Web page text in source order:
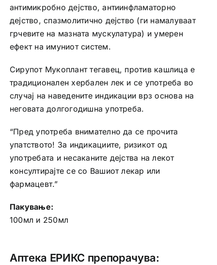
антимикробно дејство, антиинфламаторно
дејство, спазмолитично дејство (ги намалуваат
грчевите на мазната мускулатура) и умерен
ефект на имуниот систем.
Сирупот Мукоплант тегавец, против кашлица е
традиционален хербален лек и се употреба во
случај на наведените индикации врз основа на
неговата долгогодишна употреба.
“Пред употреба внимателно да се прочита
упатството! За индикациите, ризикот од
употребата и несаканите дејства на лекот
консултирајте се со Вашиот лекар или
фармацевт.”
Пакување:
100мл и 250мл
Аптека ЕРИКС препорачува: